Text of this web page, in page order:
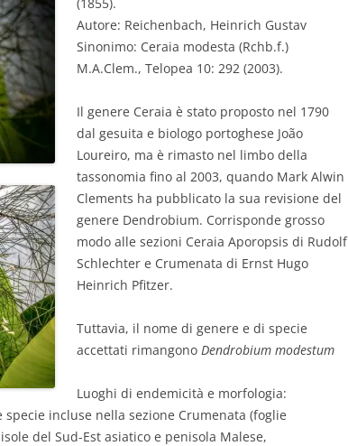
Autore: Reichenbach, Heinrich Gustav
Sinonimo: Ceraia modesta (Rchb.f.)
M.A.Clem., Telopea 10: 292 (2003).
Il genere Ceraia è stato proposto nel 1790
dal gesuita e biologo portoghese João
Loureiro, ma è rimasto nel limbo della
tassonomia fino al 2003, quando Mark Alwin
Clements ha pubblicato la sua revisione del
genere Dendrobium. Corrisponde grosso
modo alle sezioni Ceraia Aporopsis di Rudolf
Schlechter e Crumenata di Ernst Hugo
Heinrich Pfitzer.
Tuttavia, il nome di genere e di specie
accettati rimangono Dendrobium modestum
Luoghi di endemicità e morfologia:
specie incluse nella sezione Crumenata (foglie
del Sud-Est asiatico e penisola Malese,